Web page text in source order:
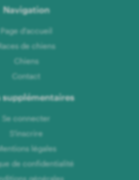
Navigation
Page d'accueil
de chiens
Chiens
Contact
supplémentaires
Se connecter
S'inscrire
légales
de confidentialité